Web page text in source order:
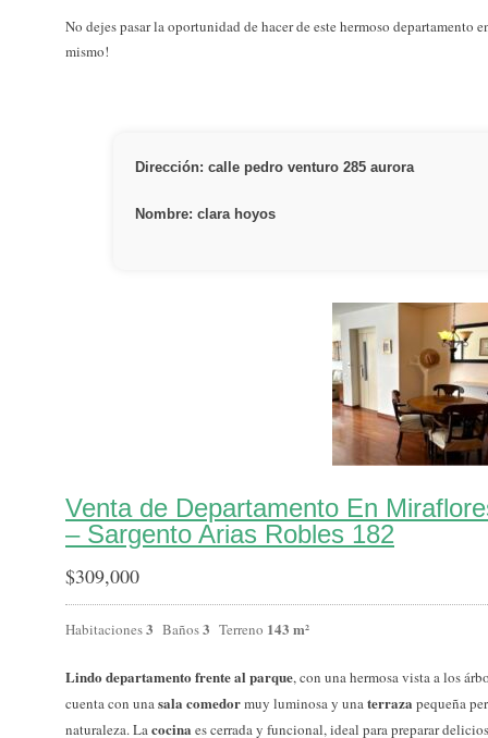
No dejes pasar la oportunidad de hacer de este hermoso departamento
mismo!
Dirección: calle pedro venturo 285 aurora
Nombre: clara hoyos
Venta de Departamento En
– Sargento Arias Robles 182
$309,000
Habitaciones3 Baños3 Terreno 143 m²
Lindo departamento frente al parque, con una hermosa vista a los
cuenta con unasala comedormuy luminosa y unaterraza pequeña
naturaleza. Lacocina es cerrada y funcional, ideal para preparar